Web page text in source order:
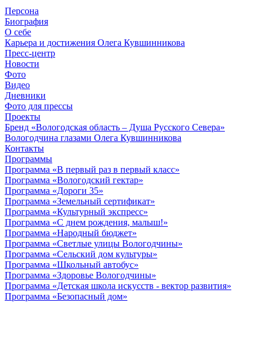
Персона
Биография
О себе
Карьера и достижения Олега Кувшинникова
Пресс-центр
Новости
Фото
Видео
Дневники
Фото для прессы
Проекты
Бренд «Вологодская область – Душа Русского Севера»
Вологодчина глазами Олега Кувшинникова
Контакты
Программы
Программа «В первый раз в первый класс»
Программа «Вологодский гектар»
Программа «Дороги 35»
Программа «Земельный сертификат»
Программа «Культурный экспресс»
Программа «С днем рождения, малыш!»
Программа «Народный бюджет»
Программа «Светлые улицы Вологодчины»
Программа «Сельский дом культуры»
Программа «Школьный автобус»
Программа «Здоровье Вологодчины»
Программа «Детская школа искусств - вектор развития»
Программа «Безопасный дом»